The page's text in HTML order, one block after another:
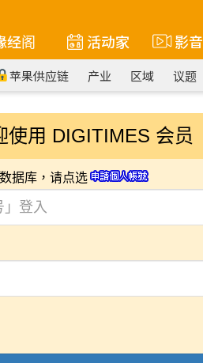
经阁 活动家 影音
苹果供应链 产业 区域 议题
使用 DIGITIMES 会员
据库，请点选